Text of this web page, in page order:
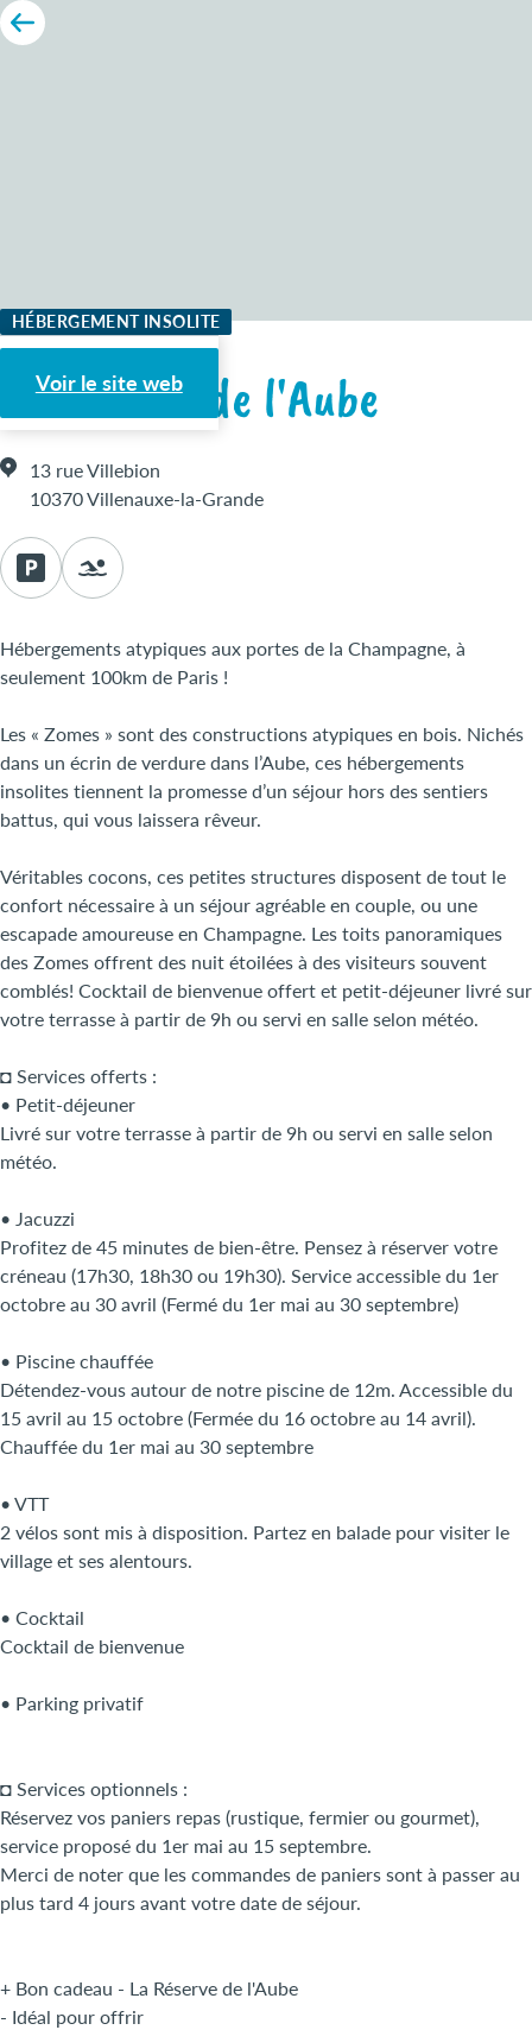
HÉBERGEMENT INSOLITE
Voir le site web
La Réserve de l'Aube
13 rue Villebion
10370 Villenauxe-la-Grande
Hébergements atypiques aux portes de la Champagne, à
seulement 100km de Paris !
Les « Zomes » sont des constructions atypiques en bois. Nichés
dans un écrin de verdure dans l’Aube, ces hébergements
insolites tiennent la promesse d’un séjour hors des sentiers
battus, qui vous laissera rêveur.
Véritables cocons, ces petites structures disposent de tout le
confort nécessaire à un séjour agréable en couple, ou une
escapade amoureuse en Champagne. Les toits panoramiques
des Zomes offrent des nuit étoilées à des visiteurs souvent
comblés! Cocktail de bienvenue offert et petit-déjeuner livré sur
votre terrasse à partir de 9h ou servi en salle selon météo.
◘ Services offerts :
• Petit-déjeuner
Livré sur votre terrasse à partir de 9h ou servi en salle selon
météo.
• Jacuzzi
Profitez de 45 minutes de bien-être. Pensez à réserver votre
créneau (17h30, 18h30 ou 19h30). Service accessible du 1er
octobre au 30 avril (Fermé du 1er mai au 30 septembre)
• Piscine chauffée
Détendez-vous autour de notre piscine de 12m. Accessible du
15 avril au 15 octobre (Fermée du 16 octobre au 14 avril).
Chauffée du 1er mai au 30 septembre
• VTT
2 vélos sont mis à disposition. Partez en balade pour visiter le
village et ses alentours.
• Cocktail
Cocktail de bienvenue
• Parking privatif
◘ Services optionnels :
Réservez vos paniers repas (rustique, fermier ou gourmet),
service proposé du 1er mai au 15 septembre.
Merci de noter que les commandes de paniers sont à passer au
plus tard 4 jours avant votre date de séjour.
+ Bon cadeau - La Réserve de l'Aube
- Idéal pour offrir